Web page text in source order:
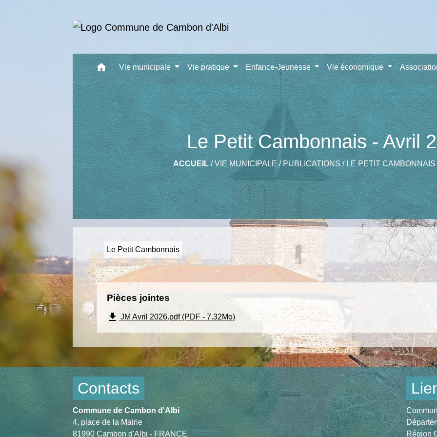
home Vie municipale Vie pratique Enfance-Jeunesse Vie économique
Le Petit Cambonnais - Avril
ACCUEIL/VIE MUNICIPALE/PUBLICATIONS /LE PETIT CAMBONNAIS
Le Petit Cambonnais
Pièces jointes
file_download JM Avril 2026.pdf (PDF - 7.32Mo)
Contacts
Commune de Cambon d'Albi
4, place de la Mairie
81990 Cambon d'Albi - FRANCE
Région